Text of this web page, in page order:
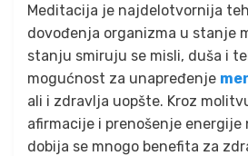
Meditacija je najdelotvornija
dovođenja organizma u stanje
stanju smiruju se misli, duša i
mogućnost za unapređenje
ali i zdravlja uopšte. Kroz
afirmacije i prenošenje energije
dobija se mnogo benefita za